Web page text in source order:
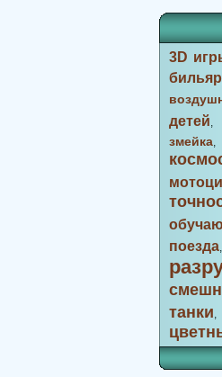
3D
детей,
змейка,
поезда
танки